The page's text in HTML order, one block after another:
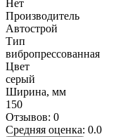
Нет
Производитель
Автострой
Тип
вибропрессованная
Цвет
серый
Ширина, мм
150
Отзывов: 0
Средняя оценка: 0.0